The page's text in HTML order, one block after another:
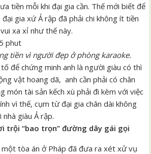
tiền mỗi khi đại gia cần. Thế mới biết để
đại gia xứ Ả rập đã phải chi không ít tiền
xa xỉ như thế này.
tiền vì người đẹp ở phòng karaoke.
để chứng minh anh là người giàu có thì
vật hoang dã, anh cần phải có chân
món tài sản kếch xù phải đi kèm với việc
vì thế, cụm từ đại gia chân dài không
giàu Ả rập.
trội “bao trọn” đường dây gái gọi
tòa án ở Pháp đã đưa ra xét xử vụ